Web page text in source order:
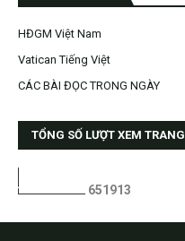
HĐGM Việt Nam
Vatican Tiếng Việt
CÁC BÀI ĐỌC TRONG NGÀY
TỔNG SỐ LƯỢT XEM TRANG
651 913